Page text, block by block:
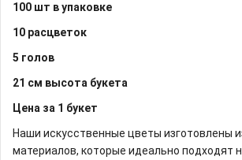
100 шт в упаковке
10 расцветок
5 голов
21 см высота букета
Цена за 1 букет
Наши искусственные цветы изготовлены
материалов, которые идеально подходят